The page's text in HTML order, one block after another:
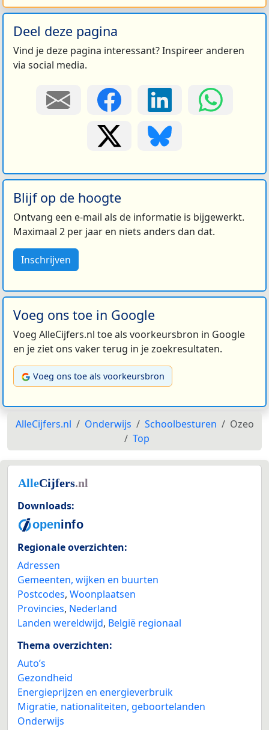
Deel deze pagina
Vind je deze pagina interessant? Inspireer anderen
via social media.
Blijf op de hoogte
Ontvang een e-mail als de informatie is bijgewerkt.
Maximaal 2 per jaar en niets anders dan dat.
Inschrijven
Voeg ons toe in Google
Voeg AlleCijfers.nl toe als voorkeursbron in Google
en je ziet ons vaker terug in je zoekresultaten.
Voeg ons toe als voorkeursbron
AlleCijfers.nl Onderwijs Schoolbesturen
Ozeo
Top
Downloads:
Regionale overzichten:
Adressen
Gemeenten, wijken en buurten
Postcodes, Woonplaatsen
Provincies, Nederland
Landen wereldwijd, België regionaal
Thema overzichten:
Auto’s
Gezondheid
Energieprijzen en energieverbruik
Migratie, nationaliteiten, geboortelanden
Onderwijs